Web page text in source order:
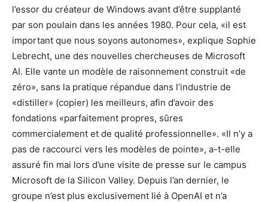
l’essor du créateur de Windows avant d’être supplanté
par son poulain dans les années 1980. Pour cela, «il est
important que nous soyons autonomes», explique Sophie
Lebrecht, une des nouvelles chercheuses de Microsoft
AI. Elle vante un modèle de raisonnement construit «de
zéro», sans la pratique répandue dans l’industrie de
«distiller» (copier) les meilleurs, afin d’avoir des
fondations «parfaitement propres, sûres
commercialement et de qualité professionnelle». «Il n’y a
pas de raccourci vers les modèles de pointe», a-t-elle
assuré fin mai lors d’une visite de presse sur le campus
Microsoft de la Silicon Valley. Depuis l’an dernier, le
groupe n’est plus exclusivement lié à OpenAI et n’a